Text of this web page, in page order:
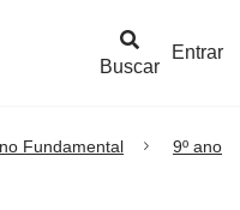
Buscar
Entrar
Fundamental 9º ano